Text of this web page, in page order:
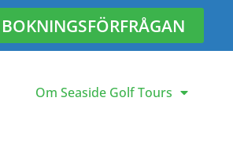
BOKNINGSFÖRFRÅGAN
Om Seaside Golf Tours